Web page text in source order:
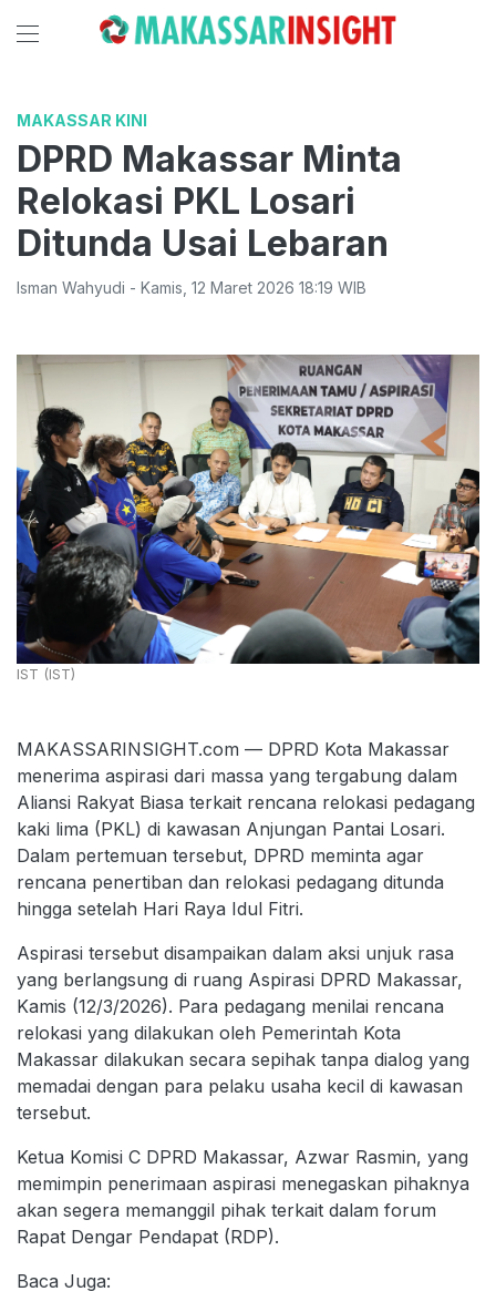
MAKASSAR KINI
DPRD Makassar Minta
Relokasi PKL Losari
Ditunda Usai Lebaran
Isman Wahyudi - Kamis 12 Maret 2026 18:19 WIB
IST (IST)
MAKASSARINSIGHT.com — DPRD Kota Makassar
menerima aspirasi dari massa yang tergabung dalam
Aliansi Rakyat Biasa terkait rencana relokasi pedagang
kaki lima (PKL) di kawasan Anjungan Pantai Losari.
Dalam pertemuan tersebut, DPRD meminta agar
rencana penertiban dan relokasi pedagang ditunda
hingga setelah Hari Raya Idul Fitri.
Aspirasi tersebut disampaikan dalam aksi unjuk rasa
yang berlangsung di ruang Aspirasi DPRD Makassar,
Kamis (12/3/2026). Para pedagang menilai rencana
relokasi yang dilakukan oleh Pemerintah Kota
Makassar dilakukan secara sepihak tanpa dialog yang
memadai dengan para pelaku usaha kecil di kawasan
tersebut.
Ketua Komisi C DPRD Makassar, Azwar Rasmin, yang
memimpin penerimaan aspirasi menegaskan pihaknya
akan segera memanggil pihak terkait dalam forum
Rapat Dengar Pendapat (RDP).
Baca Juga: